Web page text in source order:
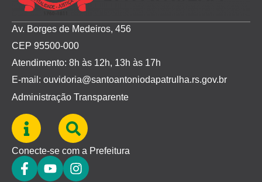
Av. Borges de Medeiros, 456
CEP 95500-000
Atendimento: 8h às 12h, 13h às 17h
E-mail: ouvidoria@santoantoniodapatrulha.rs.gov.br
Administração Transparente
Conecte-se com a Prefeitura